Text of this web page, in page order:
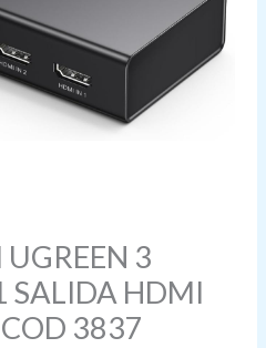
3
SALIDA HDMI
3837